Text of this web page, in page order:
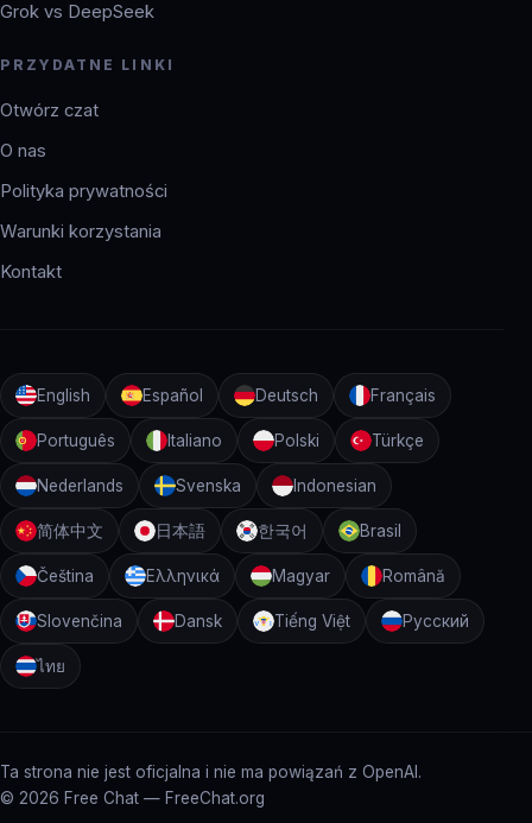
Grok vs DeepSeek
PRZYDATNE LINKI
Otwórz czat
O nas
Polityka prywatności
Warunki korzystania
Kontakt
English Español Deutsch Français
Português Italiano Polski Türkçe
Nederlands Svenska Indonesian
简体中文 日本語 한국어 Brasil
Čeština Ελληνικά Magyar Română
Slovenčina Dansk Tiếng Việt Русский
ไทย
Ta strona nie jest oficjalna i nie ma powiązań z OpenAI.
© 2026 Free Chat — FreeChat.org